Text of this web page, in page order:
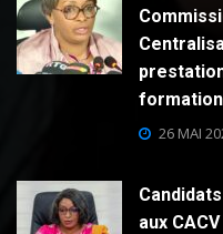
formation
26 MAI
aux